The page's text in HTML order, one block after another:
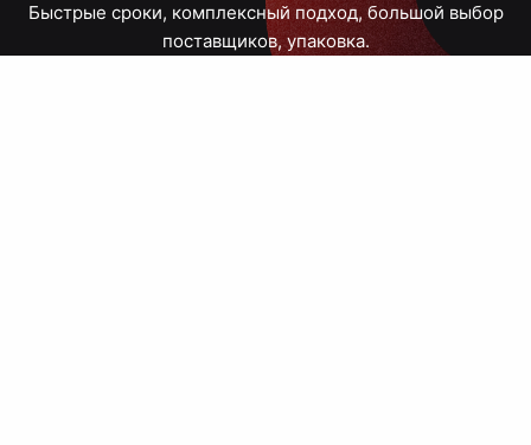
Быстрые сроки, комплексный подход, большой выбор
поставщиков, упаковка.